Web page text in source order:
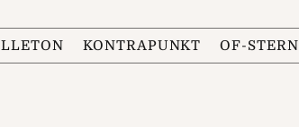
KONTRAPUNKT OF-STERN